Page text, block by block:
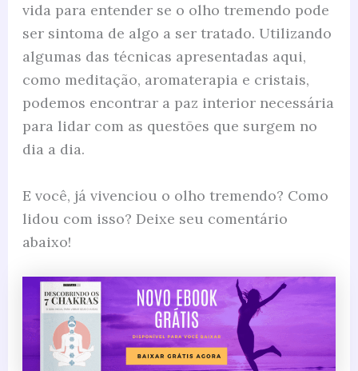
vida para entender se o olho tremendo pode
ser sintoma de algo a ser tratado. Utilizando
algumas das técnicas apresentadas aqui,
como meditação, aromaterapia e cristais,
podemos encontrar a paz interior necessária
para lidar com as questões que surgem no
dia a dia.
E você, já vivenciou o olho tremendo? Como
lidou com isso? Deixe seu comentário
abaixo!